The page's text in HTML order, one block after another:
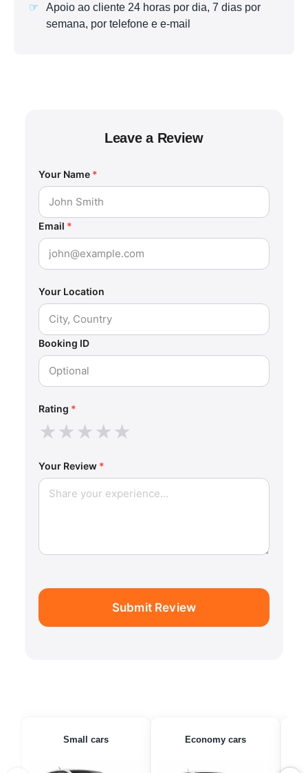
Apoio ao cliente 24 horas por dia, 7 dias por
semana, por telefone e e-mail
Leave a Review
Your Name *
Email *
Your Location
Booking ID
Rating *
★★★★★
Your Review *
Submit Review
Small cars Economy cars